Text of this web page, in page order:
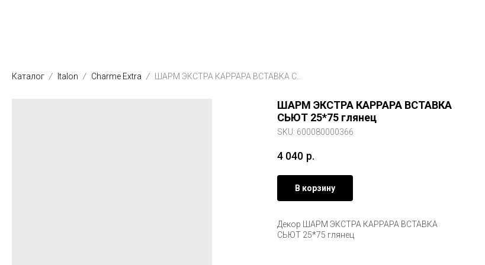
Каталог Italon Charme Extra
ШАРМ ЭКСТРА КАРРАРА ВСТАВКА
СЬЮТ 25*75 глянец
SKU: 600080000366
4 040 р.
В корзину
Декор ШАРМ ЭКСТРА КАРРАРА ВСТАВКА
СЬЮТ 25*75 глянец